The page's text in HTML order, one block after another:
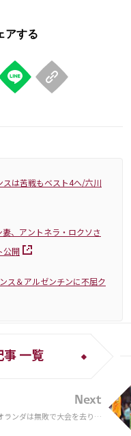
スは苦戦もベスト4へ/六川
妻、アントネラ・ロクソさ
公開
ス＆アルゼンチンに不屈ク
事 一覧
Next
ランダは無敗で大会を去り、